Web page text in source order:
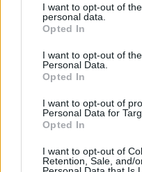
not limited to your visit or
grant or deny consent to
use your data for below
consent section.
I want to opt-out of
personal data.
Opted In
I want to opt-out of
Personal Data.
Opted In
I want to opt-out of
Personal Data for
Opted In
I want to opt-out of
Retention, Sale, and/
GIOCHI